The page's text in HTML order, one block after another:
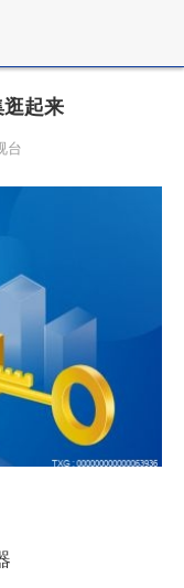
逛起来
台